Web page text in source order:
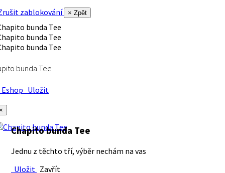
zablokování
× Zpět
bunda Tee
Uložit
Chapito bunda Tee
Jednu z těchto tří, výběr nechám na vas
Uložit Zavřít